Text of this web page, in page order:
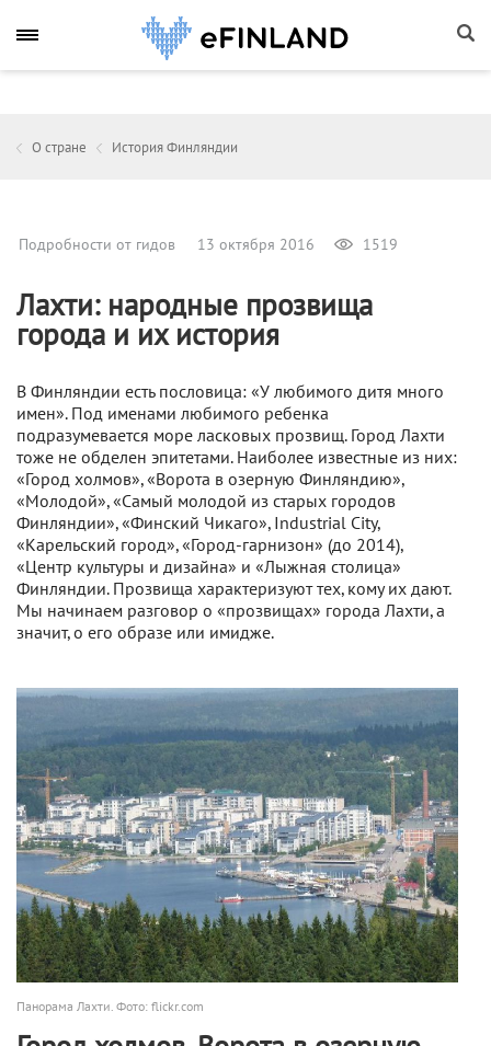
О стране История Финляндии
Подробности от гидов 13 октября 2016 1519
Лахти: народные прозвища
города и их история
В Финляндии есть пословица: «У любимого дитя много
имен». Под именами любимого ребенка
подразумевается море ласковых прозвищ. Город Лахти
тоже не обделен эпитетами. Наиболее известные из них:
«Город холмов», «Ворота в озерную Финляндию»,
«Молодой», «Самый молодой из старых городов
Финляндии», «Финский Чикаго», Industrial City,
«Карельский город», «Город-гарнизон» (до 2014),
«Центр культуры и дизайна» и «Лыжная столица»
Финляндии. Прозвища характеризуют тех, кому их дают.
Мы начинаем разговор о «прозвищах» города Лахти, а
значит, о его образе или имидже.
Панорама Лахти. Фото: flickr.com